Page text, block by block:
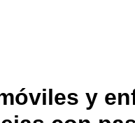
y